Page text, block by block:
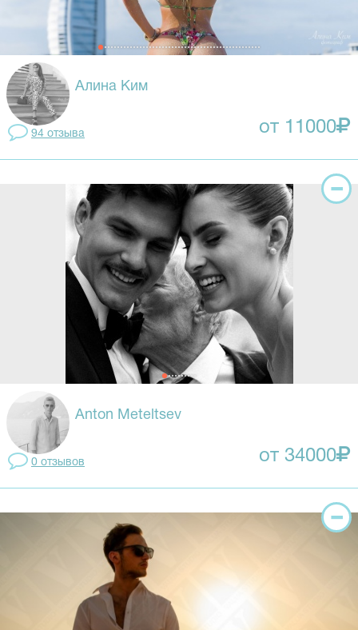
Алина Ким
94 отзывa от 11000
Anton Meteltsev
0 отзывов от 34000